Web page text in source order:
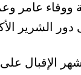
عامر
دور الشرير
شهر الإقبال